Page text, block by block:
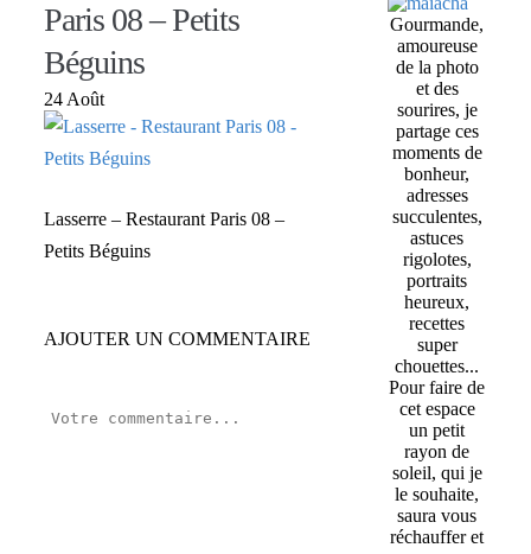
Paris 08 – Petits
Béguins
24 Août
Lasserre – Restaurant Paris 08 –
Petits Béguins
AJOUTER UN COMMENTAIRE
Gourmande,
amoureuse
de la photo
et des
sourires, je
partage ces
moments de
bonheur,
adresses
succulentes,
astuces
rigolotes,
portraits
heureux,
recettes
super
chouettes...
Pour faire de
cet espace
un petit
rayon de
soleil, qui je
le souhaite,
saura vous
réchauffer et